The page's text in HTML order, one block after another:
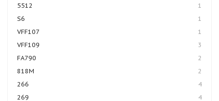
5512
1
S6
1
VFF107
1
VFF109
3
FA790
2
818M
2
266
4
269
4